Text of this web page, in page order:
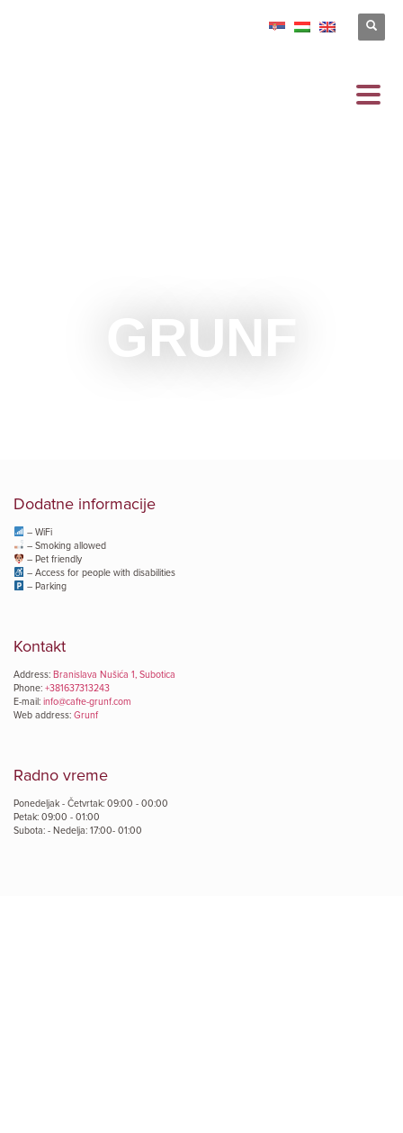
GRUNF
Dodatne informacije
– WiFi
– Smoking allowed
– Pet friendly
– Access for people with disabilities
– Parking
Kontakt
Address: Branislava Nušića 1, Subotica
Phone: +381637313243
E-mail: info@caffe-grunf.com
Web address: Grunf
Radno vreme
Ponedeljak - Četvrtak: 09:00 - 00:00
Petak: 09:00 - 01:00
Subota: - Nedelja: 17:00- 01:00